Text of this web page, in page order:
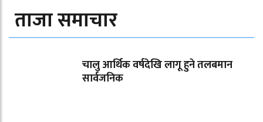
ताजा समाचार
चालु आर्थिक वर्षदेखि लागू हुने तलबमान
सार्वजनिक